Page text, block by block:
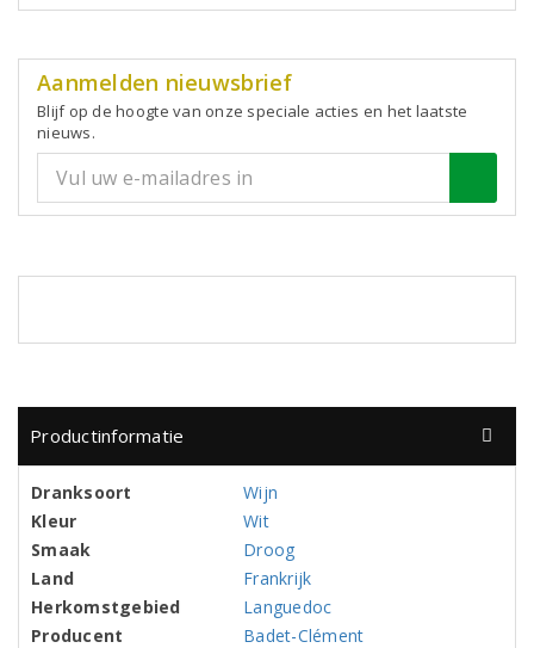
Aanmelden nieuwsbrief
Blijf op de hoogte van onze speciale acties en het laatste
nieuws.
Productinformatie
Dranksoort
Wijn
Kleur
Wit
Smaak
Droog
Land
Frankrijk
Herkomstgebied
Languedoc
Producent
Badet-Clément